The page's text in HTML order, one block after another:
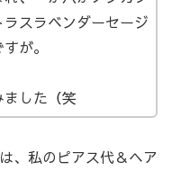
スラベンダーセージ
が。
した（笑
、私のピアス代＆ヘア